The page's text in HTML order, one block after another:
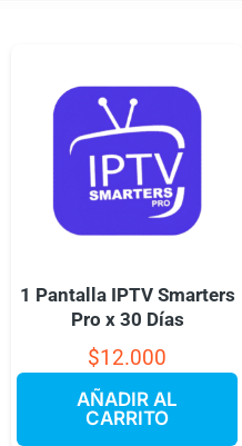
1 Pantalla IPTV Smarters
Pro x 30 Días
$12.000
AÑADIR AL
CARRITO